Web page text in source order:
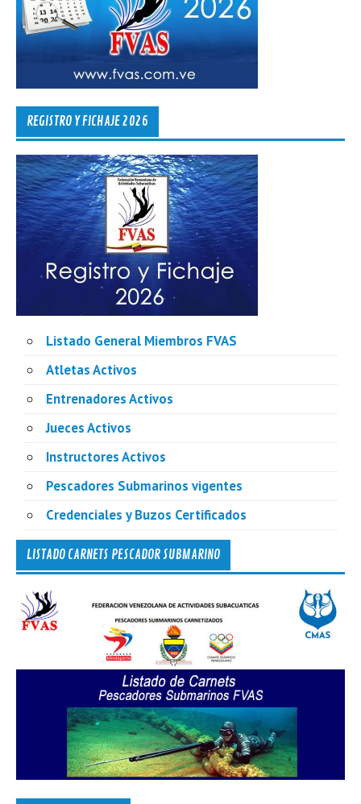
REGISTRO Y FICHAJE 2026
Listado General Miembros FVAS
Atletas Activos
Entrenadores Activos
Jueces Activos
Instructores Activos
Pescadores Submarinos vigentes
Credenciales y Buzos Certificados
LISTADO CARNETS PESCADOR SUBMARINO